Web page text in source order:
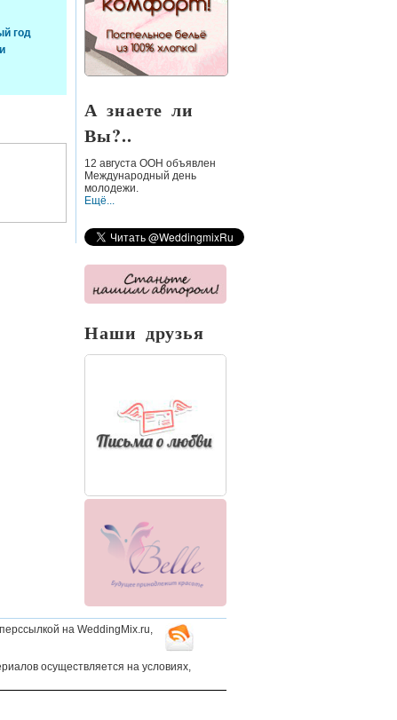
год
А знаете ли
Вы?..
12 августа ООН объявлен
Международный день
молодежи.
Ещё...
Наши друзья
на WeddingMix.ru,
осуществляется на условиях,